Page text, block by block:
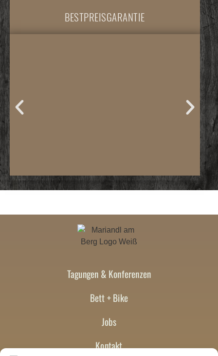
BESTPREISGARANTIE
Tagungen & Konferenzen
Bett + Bike
Jobs
Kontakt